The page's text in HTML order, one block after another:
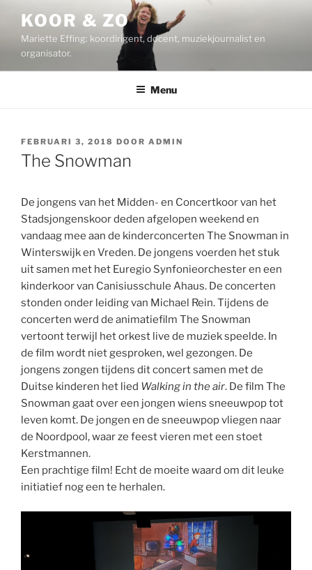
inhoud
KOOR & ZO
Mariette Effing: koordirigent, docent, muziekjournalist en
organisator.
Menu
GEPLAATST
OP
FEBRUARI 3, 2018 DOOR ADMIN
The Snowman
De jongens van het Midden- en Concertkoor van het
Stadsjongenskoor deden afgelopen weekend en
vandaag mee aan de kinderconcerten The Snowman in
Winterswijk en Vreden. De jongens voerden het stuk
uit samen met het Euregio Synfonieorchester en een
kinderkoor van Canisiusschule Ahaus. De concerten
stonden onder leiding van Michael Rein. Tijdens de
concerten werd de animatiefilm The Snowman
vertoont terwijl het orkest live de muziek speelde. In
de film wordt niet gesproken, wel gezongen. De
jongens zongen tijdens dit concert samen met de
Duitse kinderen het lied Walking in the air. De film The
Snowman gaat over een jongen wiens sneeuwpop tot
leven komt. De jongen en de sneeuwpop vliegen naar
de Noordpool, waar ze feest vieren met een stoet
Kerstmannen.
Een prachtige film! Echt de moeite waard om dit leuke
initiatief nog een te herhalen.